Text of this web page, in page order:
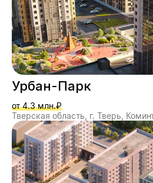
Урбан-Парк
от 4.3 млн.₽
Тверская область, г. Тверь,